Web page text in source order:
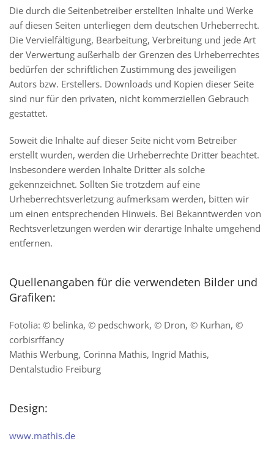
Die durch die Seitenbetreiber erstellten Inhalte und Werke
auf diesen Seiten unterliegen dem deutschen Urheberrecht.
Die Vervielfältigung, Bearbeitung, Verbreitung und jede Art
der Verwertung außerhalb der Grenzen des Urheberrechtes
bedürfen der schriftlichen Zustimmung des jeweiligen
Autors bzw. Erstellers. Downloads und Kopien dieser Seite
sind nur für den privaten, nicht kommerziellen Gebrauch
gestattet.
Soweit die Inhalte auf dieser Seite nicht vom Betreiber
erstellt wurden, werden die Urheberrechte Dritter beachtet.
Insbesondere werden Inhalte Dritter als solche
gekennzeichnet. Sollten Sie trotzdem auf eine
Urheberrechtsverletzung aufmerksam werden, bitten wir
um einen entsprechenden Hinweis. Bei Bekanntwerden von
Rechtsverletzungen werden wir derartige Inhalte umgehend
entfernen.
Quellenangaben für die verwendeten Bilder und
Grafiken:
Fotolia: © belinka, © pedschwork, © Dron, © Kurhan, ©
corbisrffancy
Mathis Werbung, Corinna Mathis, Ingrid Mathis,
Dentalstudio Freiburg
Design:
www.mathis.de